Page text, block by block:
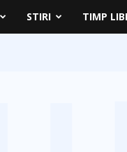
STIRI TIMP